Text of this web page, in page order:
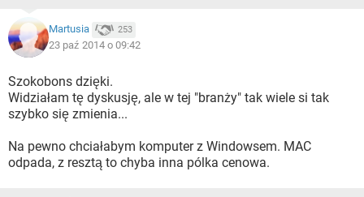
Martusia 253
23 paź 2014 o 09:42
Szokobons dzięki.
Widziałam tę dyskusję, ale w tej "branży" tak wiele si tak
szybko się zmienia...
Na pewno chciałabym komputer z Windowsem. MAC
odpada, z resztą to chyba inna pólka cenowa.